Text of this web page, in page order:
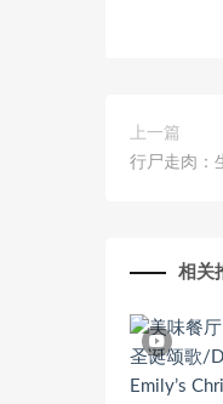
上一篇
行尸走肉：
相关